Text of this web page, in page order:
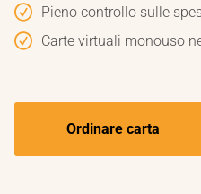
Pieno controllo sulle
Carte virtuali monouso
Ordinare carta